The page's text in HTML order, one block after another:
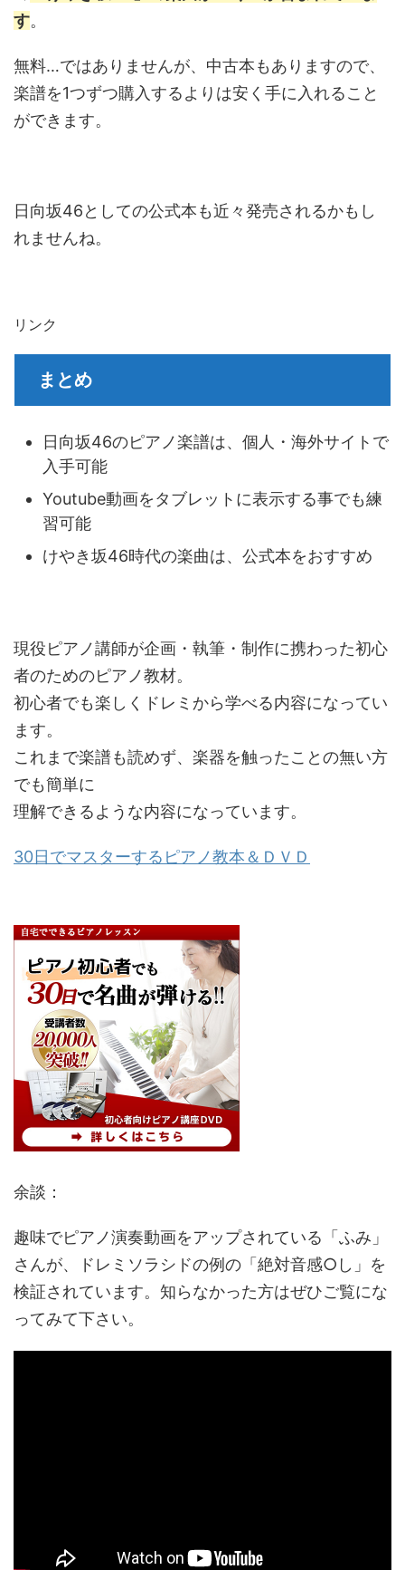
す。
無料…ではありませんが、中古本もありますので、
楽譜を1つずつ購入するよりは安く手に入れること
ができます。
日向坂46としての公式本も近々発売されるかもし
れませんね。
リンク
まとめ
日向坂46のピアノ楽譜は、個人・海外サイトで
入手可能
Youtube動画をタブレットに表示する事でも練
習可能
けやき坂46時代の楽曲は、公式本をおすすめ
現役ピアノ講師が企画・執筆・制作に携わった初心
者のためのピアノ教材。
初心者でも楽しくドレミから学べる内容になってい
ます。
これまで楽譜も読めず、楽器を触ったことの無い方
でも簡単に
理解できるような内容になっています。
30日でマスターするピアノ教本＆ＤＶＤ
余談：
趣味でピアノ演奏動画をアップされている「ふみ」
さんが、ドレミソラシドの例の「絶対音感○し」を
検証されています。知らなかった方はぜひご覧にな
ってみて下さい。